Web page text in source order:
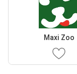
Maxi Zoo